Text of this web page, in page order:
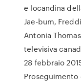
e locandina
Jae-bum,
Antonia
televisiva
28 febbraio